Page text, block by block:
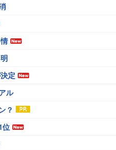
定
ル
？
位